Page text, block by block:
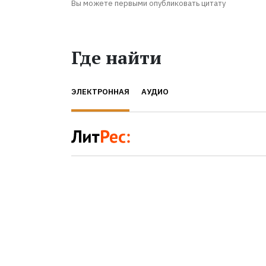
Вы можете первыми опубликовать цитату
Где найти
ЭЛЕКТРОННАЯ АУДИО